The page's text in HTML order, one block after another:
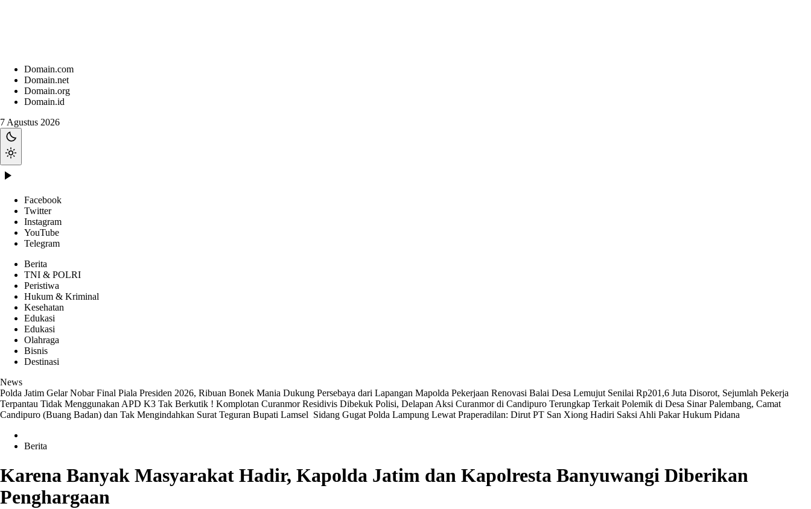
Domain.com
Domain.net
Domain.org
Domain.id
7 Agustus 2026
Facebook
Twitter
Instagram
YouTube
Telegram
Berita
TNI & POLRI
Peristiwa
Hukum & Kriminal
Kesehatan
Edukasi
Edukasi
Olahraga
Bisnis
Destinasi
News
Polda Jatim Gelar Nobar Final Piala Presiden 2026, Ribuan Bonek Mania Dukung Persebaya dari Lapangan Mapolda Pekerjaan Renovasi Balai Desa Lemujut Senilai Rp201,6 Juta Disorot, Sejumlah Pekerja
Terpantau Tidak Menggunakan APD K3 Tak Berkutik ! Komplotan Curanmor Residivis Dibekuk Polisi, Delapan Aksi Curanmor di Candipuro Terungkap Terkait Polemik di Desa Sinar Palembang, Camat
Candipuro (Buang Badan) dan Tak Mengindahkan Surat Teguran Bupati Lamsel ‎ Sidang Gugat Polda Lampung Lewat Praperadilan: Dirut PT San Xiong Hadiri Saksi Ahli Pakar Hukum Pidana
Berita
Karena Banyak Masyarakat Hadir, Kapolda Jatim dan Kapolresta Banyuwangi Diberikan
Penghargaan